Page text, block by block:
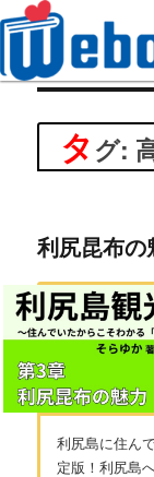
タ グ:
利尻昆布
利尻島に住ん
定版！利尻島